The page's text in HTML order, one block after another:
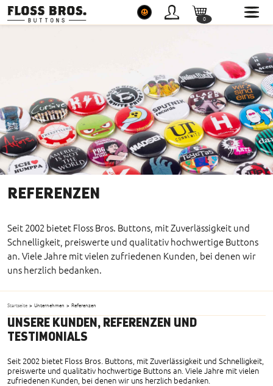
0
0
REFERENZEN
Seit 2002 bietet Floss Bros. Buttons, mit Zuverlässigkeit und
Schnelligkeit, preiswerte und qualitativ hochwertige Buttons
an. Viele Jahre mit vielen zufriedenen Kunden, bei denen wir
uns herzlich bedanken.
Startseite > Unternehmen > Referenzen
UNSERE KUNDEN, REFERENZEN UND
TESTIMONIALS
Seit 2002 bietet Floss Bros. Buttons, mit Zuverlässigkeit und Schnelligkeit,
preiswerte und qualitativ hochwertige Buttons an. Viele Jahre mit vielen
zufriedenen Kunden, bei denen wir uns herzlich bedanken.